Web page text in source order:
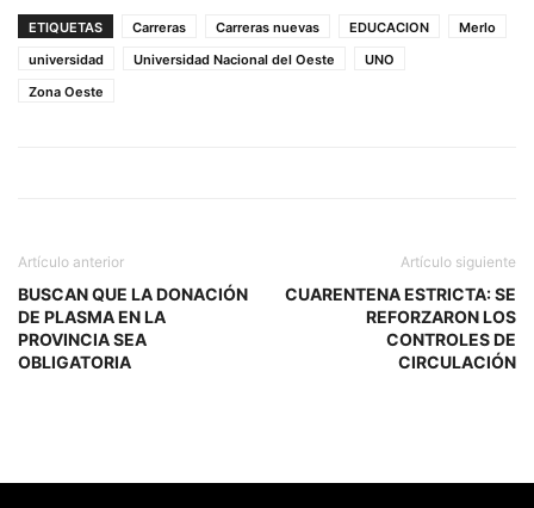
ETIQUETAS Carreras Carreras nuevas EDUCACION
Merlo
universidad
Universidad Nacional del Oeste
UNO
Zona Oeste
Artículo anterior
BUSCAN QUE LA DONACIÓN
DE PLASMA EN LA
PROVINCIA SEA
OBLIGATORIA
Artículo siguiente
CUARENTENA ESTRICTA: SE
REFORZARON LOS
CONTROLES DE
CIRCULACIÓN